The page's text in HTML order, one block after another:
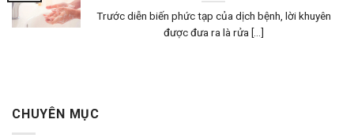
Trước diễn biến phức tạp của dịch bệnh, lời khuyên
được đưa ra là rửa [...]
CHUYÊN MỤC